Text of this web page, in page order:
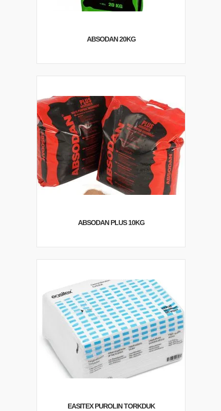
ABSODAN 20KG
ABSODAN PLUS 10KG
EASITEX PUROLIN TORKDUK